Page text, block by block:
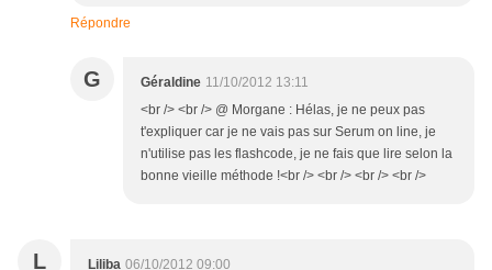
Répondre
G Géraldine 11/10/2012 13:11
<br /> <br /> @ Morgane : Hélas, je ne peux pas
t'expliquer car je ne vais pas sur Serum on line, je
n'utilise pas les flashcode, je ne fais que lire selon la
bonne vieille méthode !<br /> <br /> <br /> <br />
L Liliba 06/10/2012 09:00